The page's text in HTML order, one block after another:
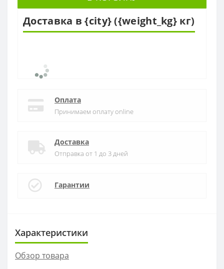
Доставка в {city} ({weight_kg} кг)
Оплата
Принимаем оплату online
Доставка
Отправка от 1 до 3 дней
Гарантии
Характеристики
Обзор товара